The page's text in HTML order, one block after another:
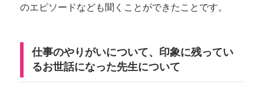
のエピソードなども聞くことができたことです。
仕事のやりがいについて、印象に残ってい
るお世話になった先生について